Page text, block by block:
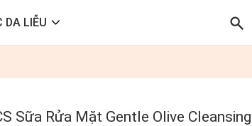
DA LIỄU
Sữa Rửa Mặt Gentle Olive Cleansing